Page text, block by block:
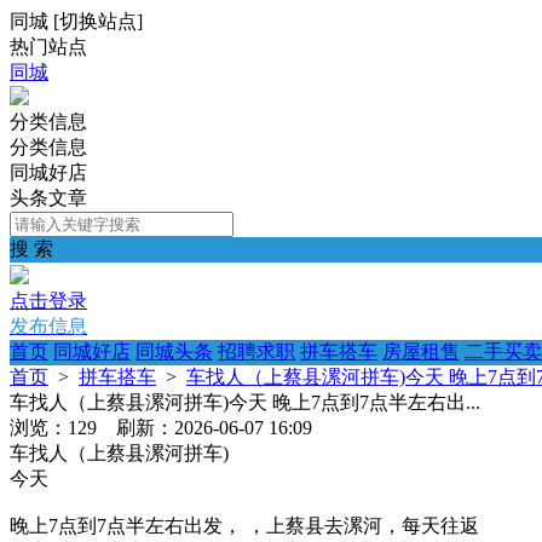
同城 [切换站点]
热门站点
同城
分类信息
分类信息
同城好店
头条文章
搜 索
点击登录
发布信息
首页 同城好店 同城头条 招聘求职 拼车搭车 房屋租售 二手买卖
首页 > 拼车搭车 > 车找人（上蔡县漯河拼车)今天 晚上7点到
车找人（上蔡县漯河拼车)今天 晚上7点到7点半左右出...
浏览：129 刷新：2026-06-07 16:09
车找人（上蔡县漯河拼车)
今天
晚上7点到7点半左右出发， ，上蔡县去漯河，每天往返